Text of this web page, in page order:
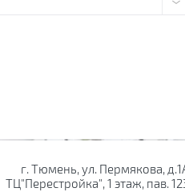
г. Тюмень, ул. Пермякова,
ТЦ"Перестройка", 1 этаж, пав.